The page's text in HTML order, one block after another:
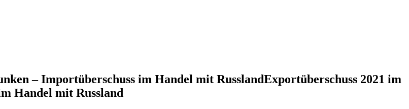
– Importüberschuss im Handel mit RusslandExportüberschuss 2021 im
Handel mit Russland